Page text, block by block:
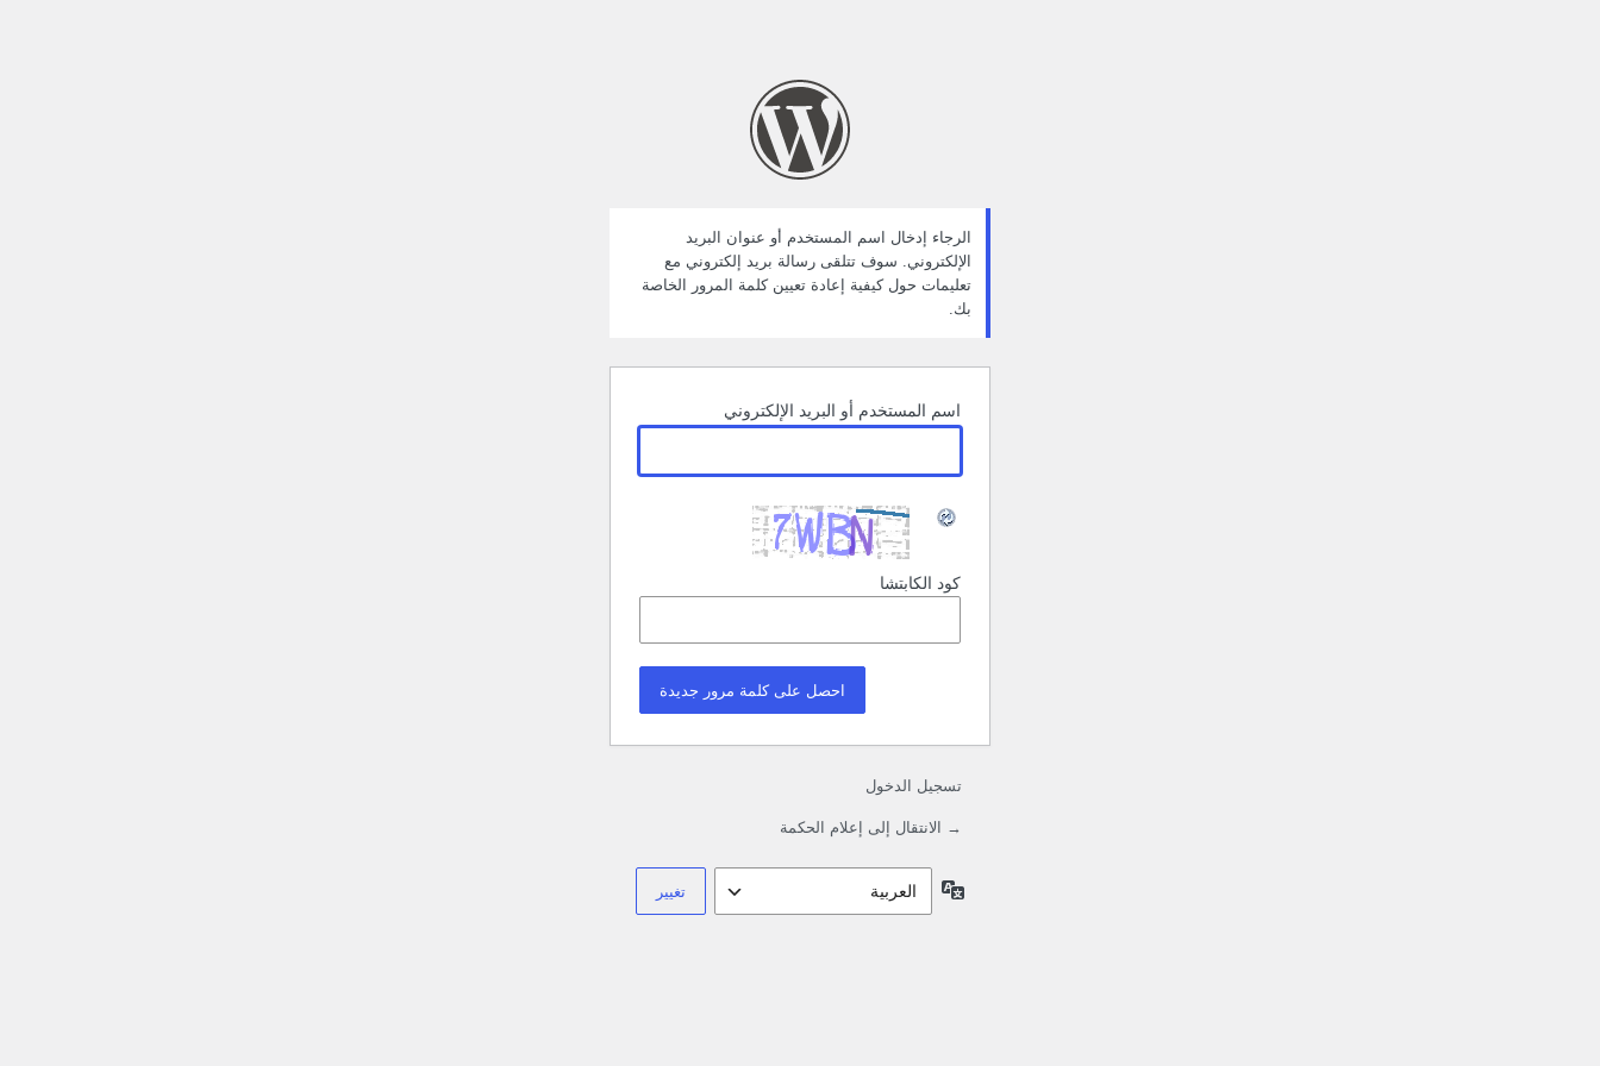
الرجاء إدخال اسم المستخدم أو عنوان البريد
الإلكتروني. سوف تتلقى رسالة بريد إلكتروني مع
تعليمات حول كيفية إعادة تعيين كلمة المرور الخاصة
بك.
اسم المستخدم أو البريد الإلكتروني
كود الكابتشا
تسجيل الدخول
→ الانتقال إلى إعلام الحكمة
اللغة